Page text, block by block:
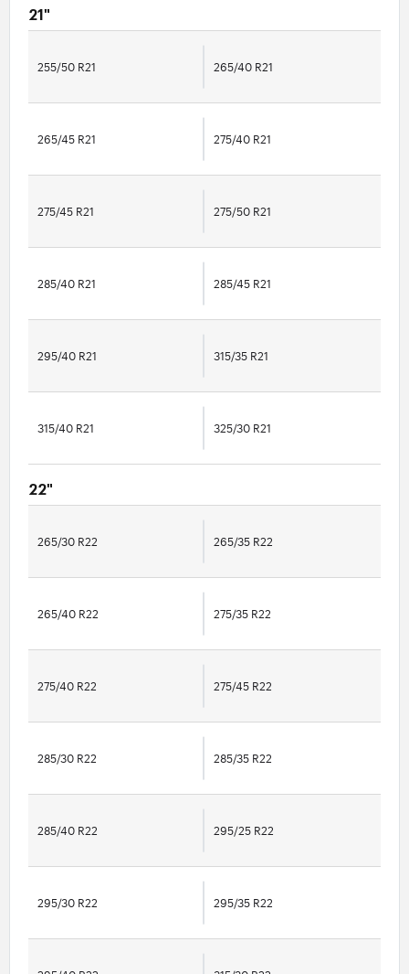
21"
255/50 R21 265/40 R21
265/45 R21 275/40 R21
275/45 R21 275/50 R21
285/40 R21 285/45 R21
295/40 R21 315/35 R21
315/40 R21 325/30 R21
22"
265/30 R22 265/35 R22
265/40 R22 275/35 R22
275/40 R22 275/45 R22
285/30 R22 285/35 R22
285/40 R22 295/25 R22
295/30 R22 295/35 R22